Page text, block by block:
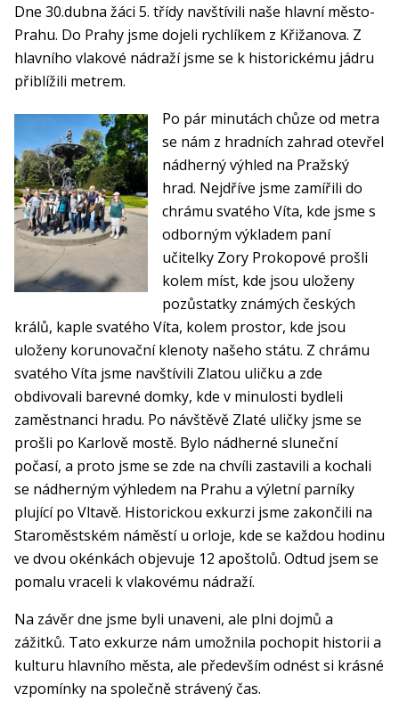
Dne 30.dubna žáci 5. třídy navštívili naše hlavní město-
Prahu. Do Prahy jsme dojeli rychlíkem z Křižanova. Z
hlavního vlakové nádraží jsme se k historickému jádru
přiblížili metrem.
Po pár minutách chůze od metra
se nám z hradních zahrad otevřel
nádherný výhled na Pražský
hrad. Nejdříve jsme zamířili do
chrámu svatého Víta, kde jsme s
odborným výkladem paní
učitelky Zory Prokopové prošli
kolem míst, kde jsou uloženy
pozůstatky známých českých
králů, kaple svatého Víta, kolem prostor, kde jsou
uloženy korunovační klenoty našeho státu. Z chrámu
svatého Víta jsme navštívili Zlatou uličku a zde
obdivovali barevné domky, kde v minulosti bydleli
zaměstnanci hradu. Po návštěvě Zlaté uličky jsme se
prošli po Karlově mostě. Bylo nádherné sluneční
počasí, a proto jsme se zde na chvíli zastavili a kochali
se nádherným výhledem na Prahu a výletní parníky
plující po Vltavě. Historickou exkurzi jsme zakončili na
Staroměstském náměstí u orloje, kde se každou hodinu
ve dvou okénkách objevuje 12 apoštolů. Odtud jsem se
pomalu vraceli k vlakovému nádraží.
Na závěr dne jsme byli unaveni, ale plni dojmů a
zážitků. Tato exkurze nám umožnila pochopit historii a
kulturu hlavního města, ale především odnést si krásné
vzpomínky na společně strávený čas.